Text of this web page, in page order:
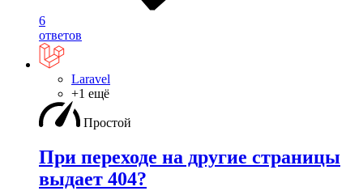
6
ответов
Laravel
+1 ещё
Простой
При переходе на другие страницы
выдает 404?